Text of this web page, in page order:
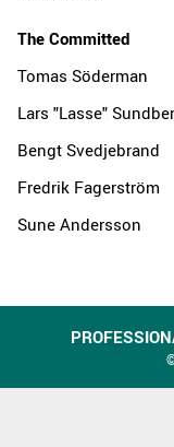
The Committed
Tomas Söderman
Lars "Lasse"
Bengt Svedjebrand
Fredrik Fagerström
Sune Andersson